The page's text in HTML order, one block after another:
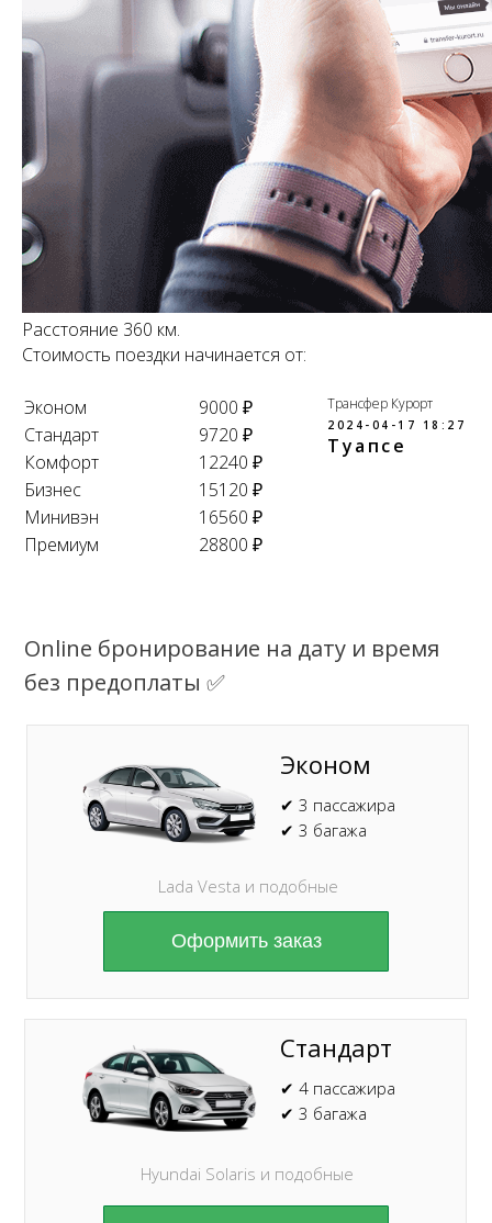
Расстояние 360 км.
Стоимость поездки начинается от:
Эконом
9000 ₽
Стандарт
9720 ₽
Комфорт
12240 ₽
Бизнес
15120 ₽
Минивэн
16560 ₽
Премиум
28800 ₽
Трансфер Курорт
2024-04-17 18:27
Туапсе
Стандарт
Hyundai Solaris и подобные
✔ 4 пассажира
✔ 3 багажа
Online бронирование на дату и время
без предоплаты ✅
Оформить заказ
Эконом
Lada Vesta и подобные
✔ 3 пассажира
✔ 3 багажа